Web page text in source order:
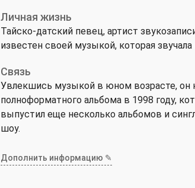
Личная жизнь
Тайско-датский певец, артист
известен своей музыкой, которая
Связь
Увлекшись музыкой в юном возрасте, он
полноформатного альбома в 1998 году,
выпустил еще несколько альбомов и
шоу.
Дополнить информацию ✎